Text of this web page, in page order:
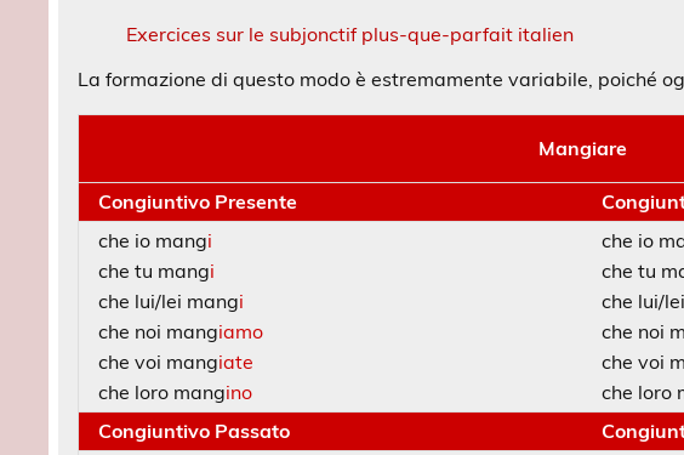
Exercices sur le subjonctif plus-que-parfait italien
La formazione di questo modo è estremamente variabile, poiché
Mangiare
Congiuntivo Presente
che io mangi
che tu mangi
che lui/lei mangi
che noi mangiamo
che voi mangiate
che loro mangino
che io
che tu
che lui/
che noi
che voi
che loro
Congiuntivo Passato